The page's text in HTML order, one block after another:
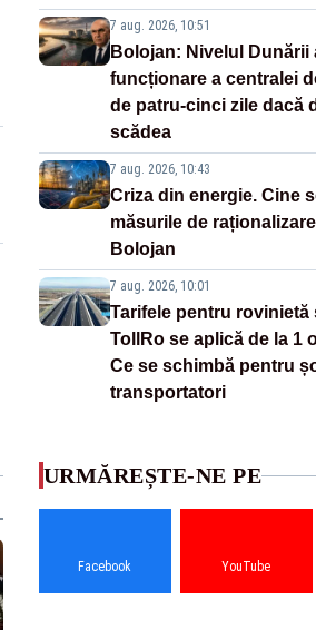
7 aug. 2026, 10:51
Bolojan: Nivelul Dunării
funcționare a centralei
de patru-cinci zile dacă
scădea
7 aug. 2026, 10:43
Criza din energie. Cine
măsurile de
Bolojan
7 aug. 2026, 10:01
Tarifele pentru rovinietă
TollRo se aplică de la 1
Ce se schimbă pentru
transportatori
URMĂREȘTE-NE PE
Facebook YouTube